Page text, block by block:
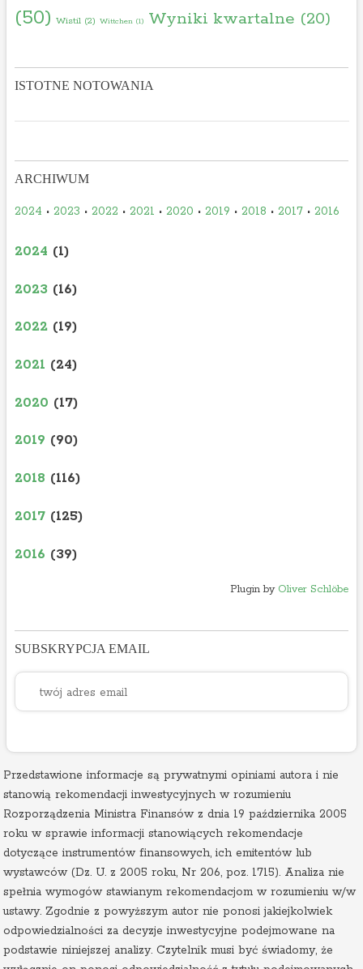
(50) Wistil(2) Wittchen(1) Wyniki kwartalne (20)
ISTOTNE NOTOWANIA
ARCHIWUM
2024 • 2023 • 2022 • 2021 • 2020 • 2019 • 2018 • 2017• 2016
2024 (1)
2023 (16)
2022 (19)
2021 (24)
2020 (17)
2019 (90)
2018 (116)
2017 (125)
2016 (39)
Plugin by Oliver Schlöbe
SUBSKRYPCJA EMAIL
Przedstawione informacje są prywatnymi opiniami autora i nie
stanowią rekomendacji inwestycyjnych w rozumieniu
Rozporządzenia Ministra Finansów z dnia 19 października 2005
roku w sprawie informacji stanowiących rekomendacje
dotyczące instrumentów finansowych, ich emitentów lub
wystawców (Dz. U. z 2005 roku, Nr 206, poz. 1715). Analiza nie
spełnia wymogów stawianym rekomendacjom w rozumieniu w/w
ustawy. Zgodnie z powyższym autor nie ponosi jakiejkolwiek
odpowiedzialności za decyzje inwestycyjne podejmowane na
podstawie niniejszej analizy. Czytelnik musi być świadomy, że